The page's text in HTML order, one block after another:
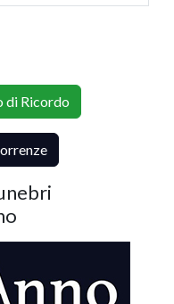
di Ricordo